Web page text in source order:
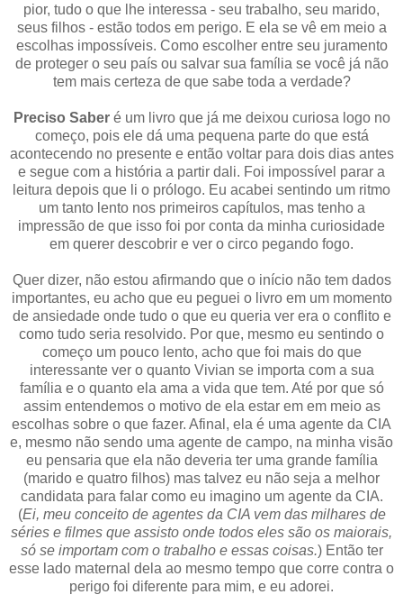
pior, tudo o que lhe interessa - seu trabalho, seu marido,
seus filhos - estão todos em perigo. E ela se vê em meio a
escolhas impossíveis. Como escolher entre seu juramento
de proteger o seu país ou salvar sua família se você já não
tem mais certeza de que sabe toda a verdade?
Preciso Saberé um livro que já me deixou curiosa logo no
começo, pois ele dá uma pequena parte do que está
acontecendo no presente e então voltar para dois dias antes
e segue com a história a partir dali. Foi impossível parar a
leitura depois que li o prólogo. Eu acabei sentindo um ritmo
um tanto lento nos primeiros capítulos, mas tenho a
impressão de que isso foi por conta da minha curiosidade
em querer descobrir e ver o circo pegando fogo.
Quer dizer, não estou afirmando que o início não tem dados
importantes, eu acho que eu peguei o livro em um momento
de ansiedade onde tudo o que eu queria ver era o conflito e
como tudo seria resolvido. Por que, mesmo eu sentindo o
começo um pouco lento, acho que foi mais do que
interessante ver o quanto Vivian se importa com a sua
família e o quanto ela ama a vida que tem. Até por que só
assim entendemos o motivo de ela estar em em meio as
escolhas sobre o que fazer. Afinal, ela é uma agente da CIA
e, mesmo não sendo uma agente de campo, na minha visão
eu pensaria que ela não deveria ter uma grande família
(marido e quatro filhos) mas talvez eu não seja a melhor
candidata para falar como eu imagino um agente da CIA.
(Ei, meu conceito de agentes da CIA vem das milhares de
séries e filmes que assisto onde todos eles são os maiorais,
só se importam com o trabalho e essas coisas.) Então ter
esse lado maternal dela ao mesmo tempo que corre contra o
perigo foi diferente para mim, e eu adorei.